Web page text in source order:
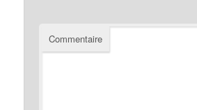
Commentaire